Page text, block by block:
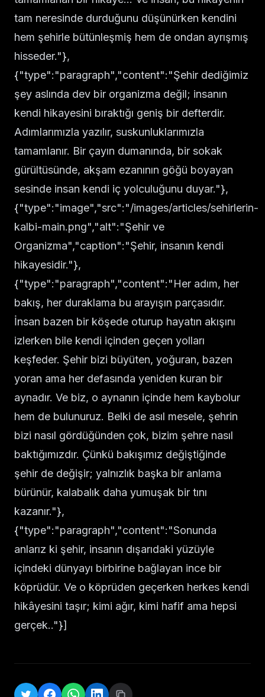
tam neresinde durduğunu düşünürken kendini
hem şehirle bütünleşmiş hem de ondan ayrışmış
hisseder."},
{"type":"paragraph","content":"Şehir dediğimiz
şey aslında dev bir organizma değil; insanın
kendi hikayesini bıraktığı geniş bir defterdir.
Adımlarımızla yazılır, suskunluklarımızla
tamamlanır. Bir çayın dumanında, bir sokak
gürültüsünde, akşam ezanının göğü boyayan
sesinde insan kendi iç yolculuğunu duyar."},
{"type":"image","src":"/images/articles/sehirlerin-
kalbi-main.png","alt":"Şehir ve
Organizma","caption":"Şehir, insanın kendi
hikayesidir."},
{"type":"paragraph","content":"Her adım, her
bakış, her duraklama bu arayışın parçasıdır.
İnsan bazen bir köşede oturup hayatın akışını
izlerken bile kendi içinden geçen yolları
keşfeder. Şehir bizi büyüten, yoğuran, bazen
yoran ama her defasında yeniden kuran bir
aynadır. Ve biz, o aynanın içinde hem kaybolur
hem de bulunuruz. Belki de asıl mesele, şehrin
bizi nasıl gördüğünden çok, bizim şehre nasıl
baktığımızdır. Çünkü bakışımız değiştiğinde
şehir de değişir; yalnızlık başka bir anlama
bürünür, kalabalık daha yumuşak bir tını
kazanır."},
{"type":"paragraph","content":"Sonunda
anlarız ki şehir, insanın dışarıdaki yüzüyle
içindeki dünyayı birbirine bağlayan ince bir
köprüdür. Ve o köprüden geçerken herkes kendi
hikâyesini taşır; kimi ağır, kimi hafif ama hepsi
gerçek.."}]